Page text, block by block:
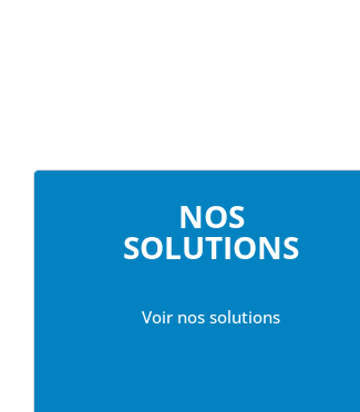
NOS
SOLUTIONS
Voir nos solutions